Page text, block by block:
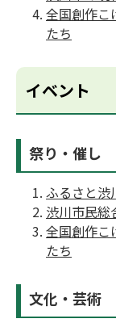
全国創作こ
たち
イベント
祭り・催し
ふるさと渋
渋川市民総
全国創作こ
たち
文化・芸術